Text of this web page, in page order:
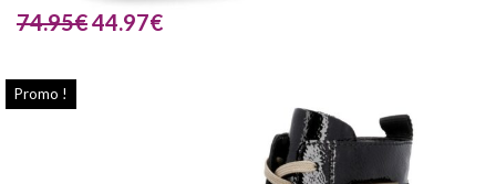
74.95€44.97€
Promo !